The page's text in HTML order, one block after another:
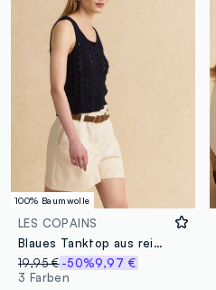
100% Baumwolle
LES COPAINS
Blaues Tanktop aus reinem Baumwoll-Crochet
19,95 €-50%9,97 €
3 Farben